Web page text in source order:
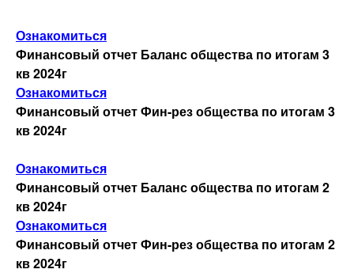
Итоги голосования
Информация о проведении собрания
Принятые решения
Существенные факты
Ознакомиться
Финансовый отчет Баланс общества по итогам 3
кв 2024г
Ознакомиться
Финансовый отчет Фин-рез общества по итогам 3
кв 2024г
Ознакомиться
Финансовый отчет Баланс общества по итогам 2
кв 2024г
Ознакомиться
Финансовый отчет Фин-рез общества по итогам 2
кв 2024г